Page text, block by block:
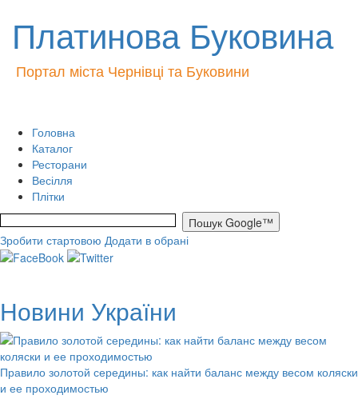
Платинова Буковина
Портал міста Чернівці та Буковини
Головна
Каталог
Ресторани
Весілля
Плітки
Зробити стартовою Додати в обрані
Новини України
Правило золотой середины: как найти баланс между весом коляски
и ее проходимостью